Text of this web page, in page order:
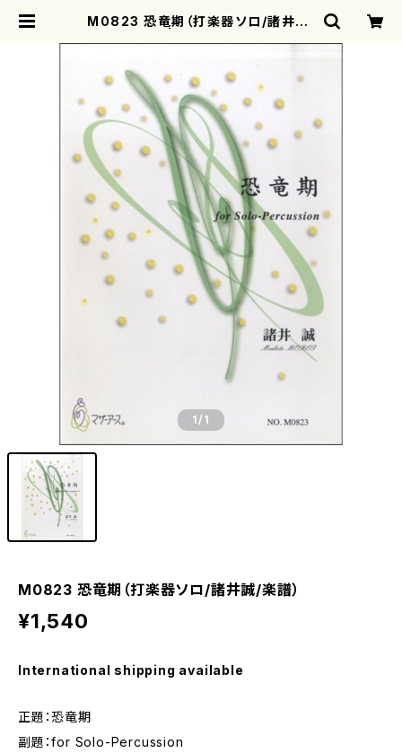
M0823 恐竜期（打楽器ソロ/諸井誠/
1/1
M0823 恐竜期（打楽器ソロ/諸井誠/楽譜）
¥1,540
International shipping available
正題：恐竜期
副題：for Solo-Percussion